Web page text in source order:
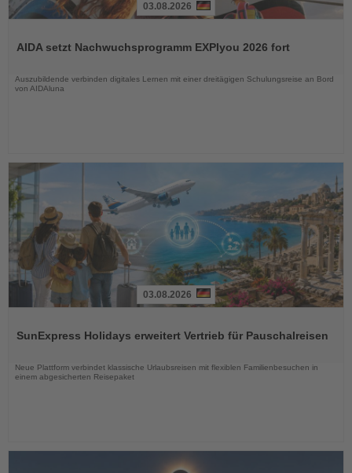
die
03.08.2026
AIDA setzt Nachwuchsprogramm EXPIyou 2026 fort
Auszubildende verbinden digitales Lernen mit einer dreitägigen Schulungsreise an Bord
von AIDAluna
die
03.08.2026
SunExpress Holidays erweitert Vertrieb für Pauschalreisen
Neue Plattform verbindet klassische Urlaubsreisen mit flexiblen Familienbesuchen in
einem abgesicherten Reisepaket